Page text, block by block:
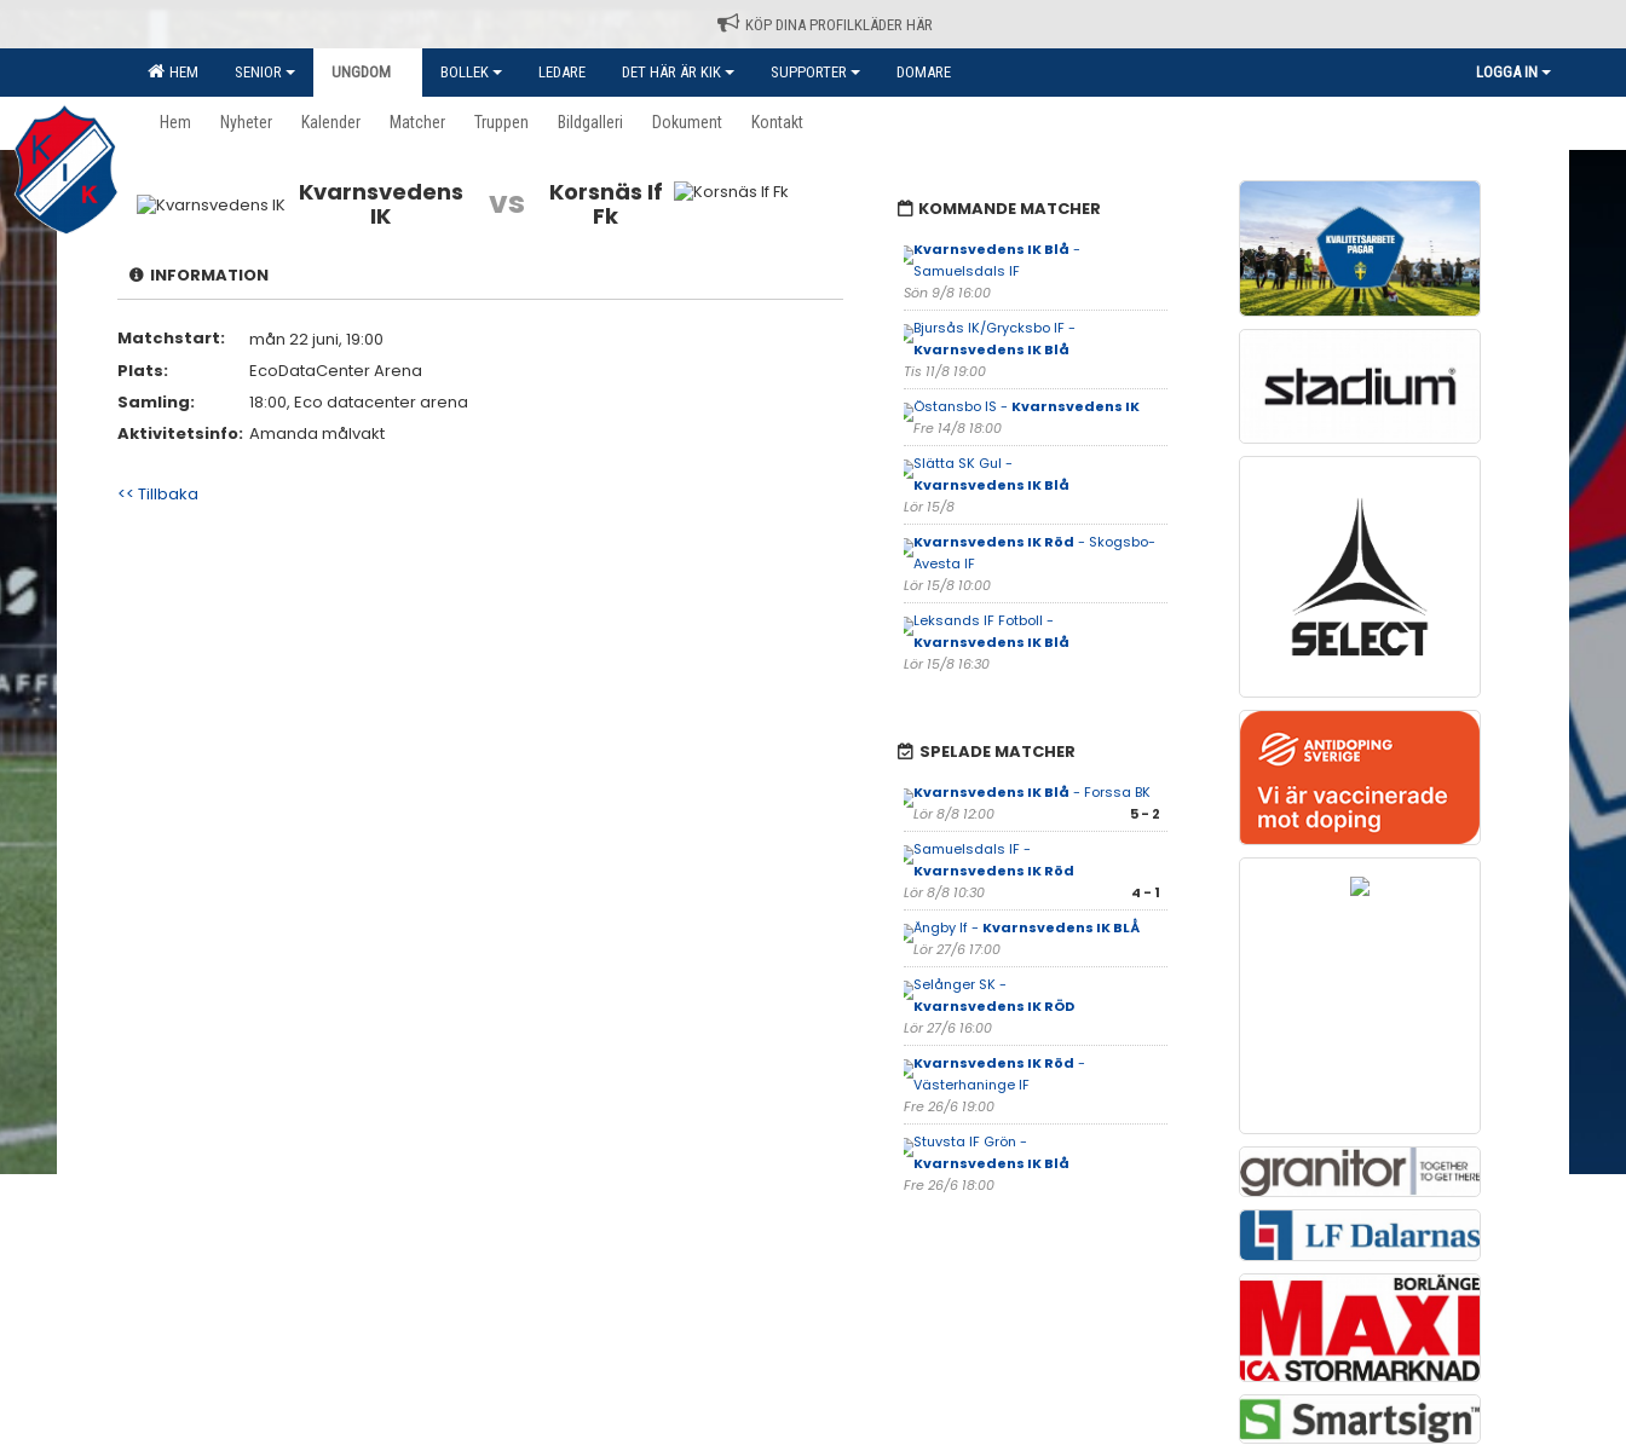
KÖP DINA PROFILKLÄDER HÄR
HEM SENIOR UNGDOM BOLLEK LEDARE DET HÄR ÄR KIK SUPPORTER DOMARE LOGGA IN
Hem Nyheter Kalender Matcher Truppen Bildgalleri Dokument Kontakt
Kvarnsvedens
IK
vs
Korsnäs If
Fk
INFORMATION
Matchstart:
mån 22 juni, 19:00
Plats:
EcoDataCenter Arena
Samling:
18:00, Eco datacenter arena
Aktivitetsinfo: Amanda målvakt
<< Tillbaka
KOMMANDE MATCHER
Kvarnsvedens IK Blå -
Samuelsdals IF
Sön 9/8 16:00
Bjursås IK/Grycksbo IF -
Kvarnsvedens IK Blå
Tis 11/8 19:00
Östansbo IS - Kvarnsvedens IK
Fre 14/8 18:00
Slätta SK Gul -
Kvarnsvedens IK Blå
Lör 15/8
Kvarnsvedens IK Röd - Skogsbo-
Avesta IF
Lör 15/8 10:00
Leksands IF Fotboll -
Kvarnsvedens IK Blå
Lör 15/8 16:30
SPELADE MATCHER
Kvarnsvedens IK Blå - Forssa BK
Lör 8/8 12:00
5 - 2
Samuelsdals IF -
Kvarnsvedens IK Röd
Lör 8/8 10:30
4 - 1
Ängby If - Kvarnsvedens IK BLÅ
Lör 27/6 17:00
Selånger SK -
Kvarnsvedens IK RÖD
Lör 27/6 16:00
Kvarnsvedens IK Röd -
Västerhaninge IF
Fre 26/6 19:00
Stuvsta IF Grön -
Kvarnsvedens IK Blå
Fre 26/6 18:00